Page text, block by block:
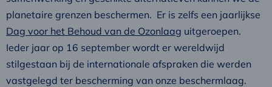
planetaire grenzen beschermen. Er is zelfs een jaarlijkse
Dag voor het Behoud van de Ozonlaag uitgeroepen.
Ieder jaar op 16 september wordt er wereldwijd
stilgestaan bij de internationale afspraken die werden
vastgelegd ter bescherming van onze beschermlaag.